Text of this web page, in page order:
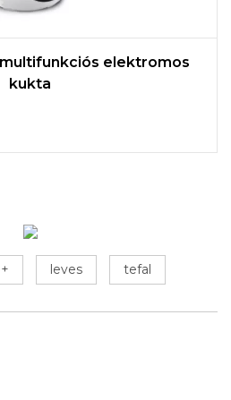
elektromos
kukta
leves tefal